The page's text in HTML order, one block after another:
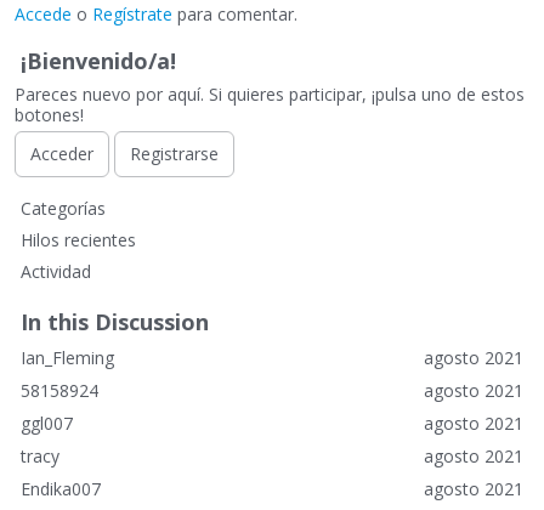
Accede o Regístrate para comentar.
¡Bienvenido/a!
Pareces nuevo por aquí. Si quieres participar, ¡pulsa uno de estos
botones!
Acceder
Registrarse
E
n
a
c
e
s
r
á
p
d
Categorías
Hilos recientes
Actividad
In this Discussion
agosto 2021
Ian_Fleming
agosto 2021
58158924
agosto 2021
ggl007
agosto 2021
tracy
agosto 2021
Endika007